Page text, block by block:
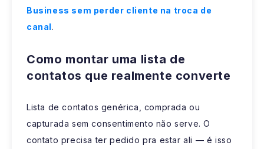
Business sem perder cliente na troca de
canal.
Como montar uma lista de
contatos que realmente converte
Lista de contatos genérica, comprada ou
capturada sem consentimento não serve. O
contato precisa ter pedido pra estar ali — é isso